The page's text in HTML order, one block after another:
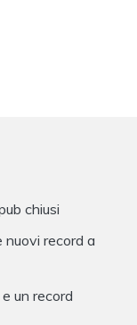
chiusi
record a
un record